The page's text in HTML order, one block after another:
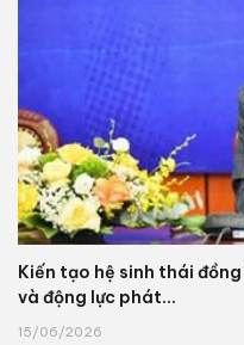
Kiến tạo hệ sinh thái
và động lực phát...
15/06/2026